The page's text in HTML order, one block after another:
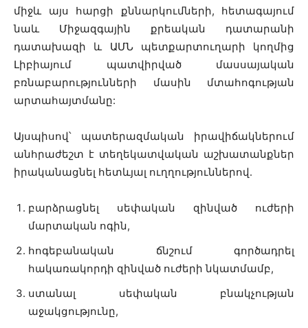
միջև այս հարցի քննարկումների, հետագայում
նաև Միջազգային քրեական դատարանի
դատախազի և ԱՄՆ պետքարտուղարի կողմից
Լիբիայում պատվիրված մասսայական
բռնաբարությունների մասին մտահոգության
արտահայտմանը:
Այսպիսով՝ պատերազմական իրավիճակներում
անհրաժեշտ է տեղեկատվական աշխատանքներ
իրականացնել հետևյալ ուղղություններով.
բարձրացնել սեփական զինված ուժերի
մարտական ոգին,
հոգեբանական ճնշում գործադրել
հակառակորդի զինված ուժերի նկատմամբ,
ստանալ սեփական բնակչության
աջակցությունը,